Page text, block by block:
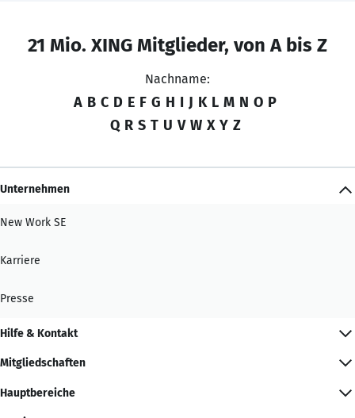
21 Mio. XING Mitglieder, von A bis Z
Nachname:
A B C D E F G H I J K L M N O P
Q R S T U V W X Y Z
Unternehmen
New Work SE
Karriere
Presse
Hilfe & Kontakt
Mitgliedschaften
Hauptbereiche